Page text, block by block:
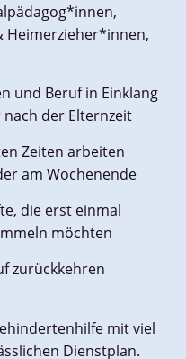
Heimerzieher*innen,
und Beruf in Einklang
der Elternzeit
Zeiten arbeiten
am Wochenende
die erst einmal
möchten
zurückkehren
mit viel
Dienstplan.